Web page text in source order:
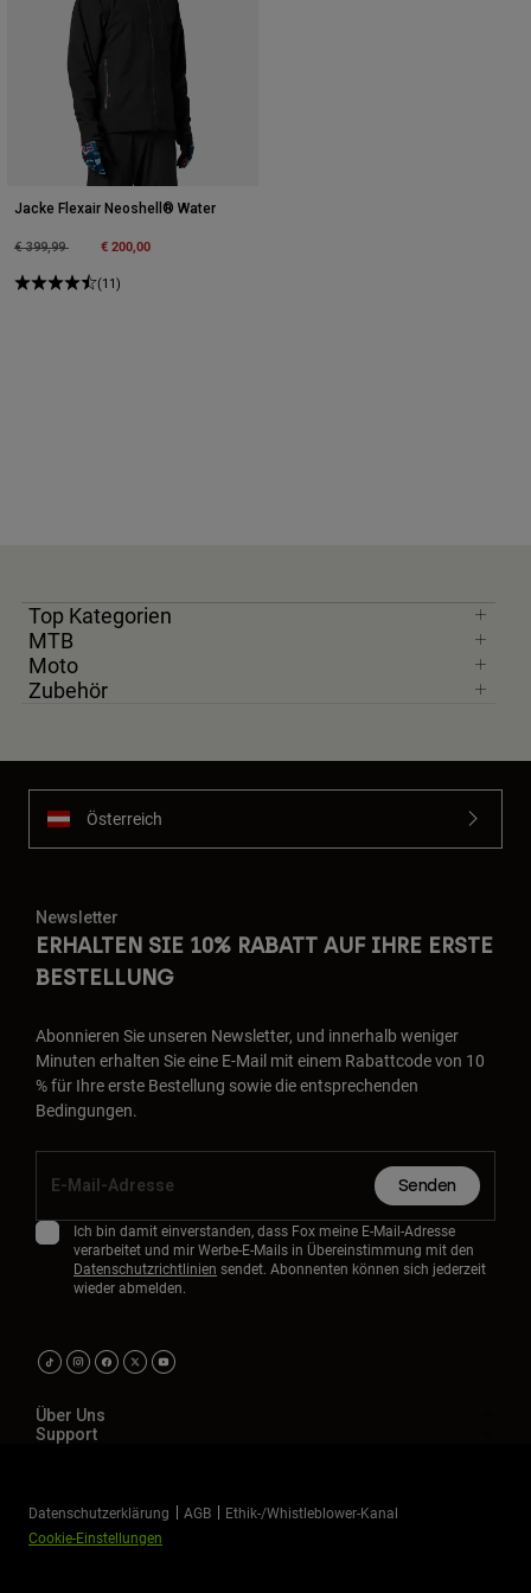
Jacke Flexair Neoshell® Water
Price reduced from
€ 399,99to € 200,00
(11)
Top Kategorien
MTB
Moto
Zubehör
Österreich
Newsletter
ERHALTEN SIE 10% RABATT AUF IHRE ERSTE
BESTELLUNG
Abonnieren Sie unseren Newsletter, und innerhalb weniger
Minuten erhalten Sie eine E-Mail mit einem Rabattcode von 10
% für Ihre erste Bestellung sowie die entsprechenden
Bedingungen.
Senden
Ich bin damit einverstanden, dass Fox meine E-Mail-Adresse
verarbeitet und mir Werbe-E-Mails in Übereinstimmung mit den
Datenschutzrichtlinien sendet. Abonnenten können sich jederzeit
wieder abmelden.
Über Uns
Support
Datenschutzerklärung AGB
Ethik-/Whistleblower-Kanal
Cookie-Einstellungen